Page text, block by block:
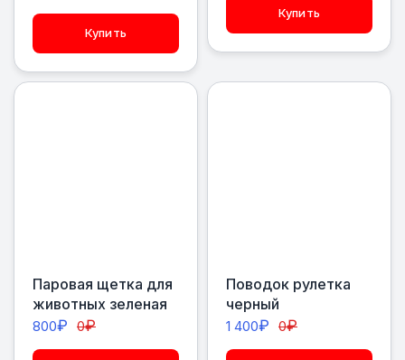
Купить
Купить
Паровая щетка для
животных зеленая
800₽ 0₽
Поводок рулетка
черный
1 400₽ 0₽